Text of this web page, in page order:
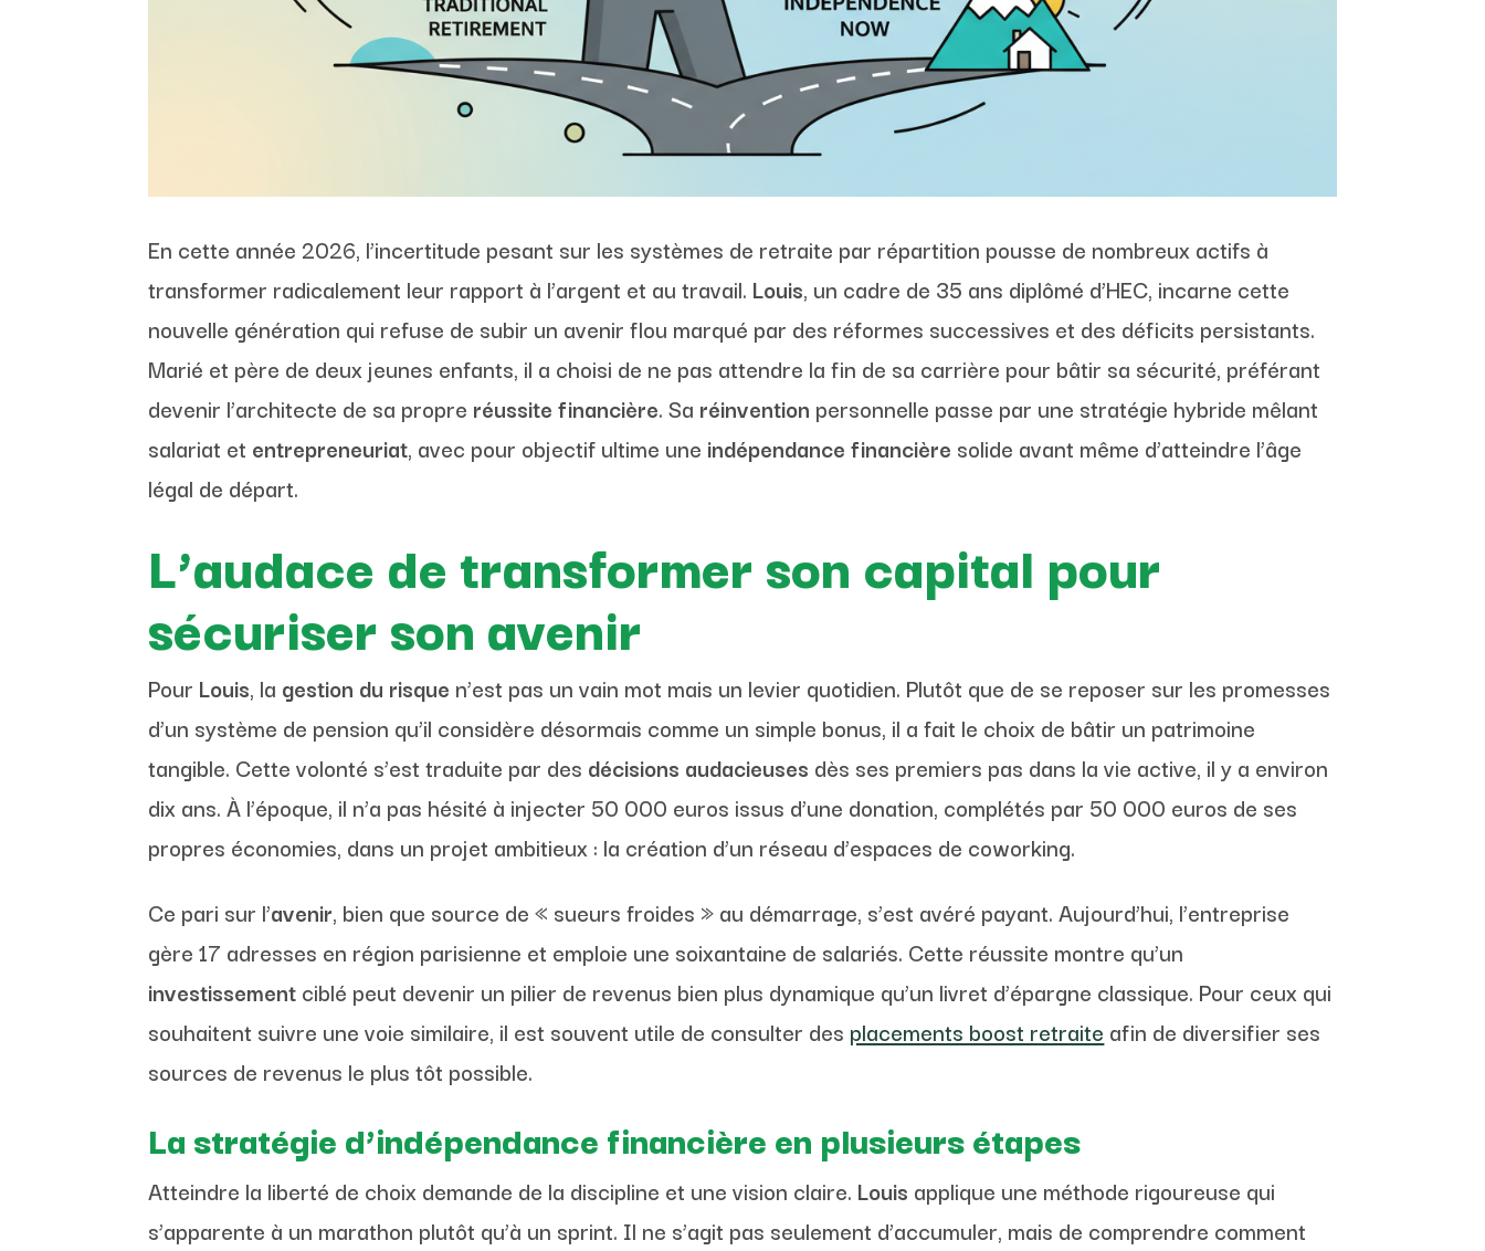
En cette année 2026, l’incertitude pesant sur les systèmes de retraite par répartition pousse de nombreux actifs à
transformer radicalement leur rapport à l’argent et au travail. Louis, un cadre de 35 ans diplômé d’HEC, incarne cette
nouvelle génération qui refuse de subir un avenir flou marqué par des réformes successives et des déficits persistants.
Marié et père de deux jeunes enfants, il a choisi de ne pas attendre la fin de sa carrière pour bâtir sa sécurité, préférant
devenir l’architecte de sa propre réussite financière. Sa réinvention personnelle passe par une stratégie hybride mêlant
salariat et entrepreneuriat, avec pour objectif ultime une indépendance financière solide avant même d’atteindre l’âge
légal de départ.
L’audace de transformer son capital pour
sécuriser son avenir
Pour Louis, la gestion du risque n’est pas un vain mot mais un levier quotidien. Plutôt que de se reposer sur les promesses
d’un système de pension qu’il considère désormais comme un simple bonus, il a fait le choix de bâtir un patrimoine
tangible. Cette volonté s’est traduite par des décisions audacieuses dès ses premiers pas dans la vie active, il y a environ
dix ans. À l’époque, il n’a pas hésité à injecter 50 000 euros issus d’une donation, complétés par 50 000 euros de ses
propres économies, dans un projet ambitieux : la création d’un réseau d’espaces de coworking.
Ce pari sur l’avenir, bien que source de « sueurs froides » au démarrage, s’est avéré payant. Aujourd’hui, l’entreprise
gère 17 adresses en région parisienne et emploie une soixantaine de salariés. Cette réussite montre qu’un
investissementciblé peut devenir un pilier de revenus bien plus dynamique qu’un livret d’épargne classique. Pour ceux qui
souhaitent suivre une voie similaire, il est souvent utile de consulter des placements boost retraite afin de diversifier ses
sources de revenus le plus tôt possible.
La stratégie d’indépendance financière en plusieurs étapes
Atteindre la liberté de choix demande de la discipline et une vision claire. Louis applique une méthode rigoureuse qui
s’apparente à un marathon plutôt qu’à un sprint. Il ne s’agit pas seulement d’accumuler, mais de comprendre comment